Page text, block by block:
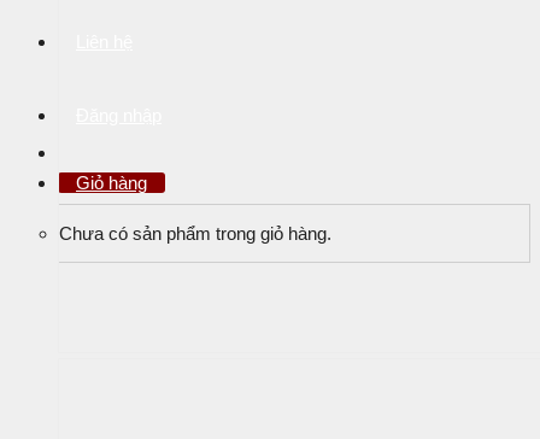
Giỏ hàng
Chưa có sản phẩm trong giỏ hàng.